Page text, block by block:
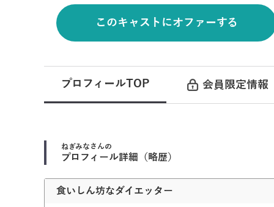
このキャストにオファーする
プロフィールTOP 会員限定情報
ねぎみな さんの
プロフィール詳細（略歴）
食いしん坊なダイエッター